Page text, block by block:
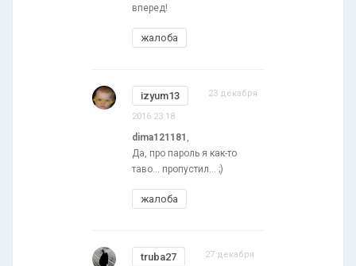
вперед!
жалоба
izyum13 23 декабря
2016 23:18
dima121181
Да, про пароль я как-то
таво... пропустил... ;)
жалоба
truba27 27 декабря